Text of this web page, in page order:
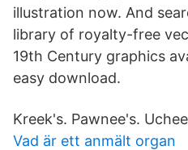
illustration now. And
library of royalty-free
19th Century graphics
easy download.
Kreek's. Pawnee's.
Vad är ett anmält organ